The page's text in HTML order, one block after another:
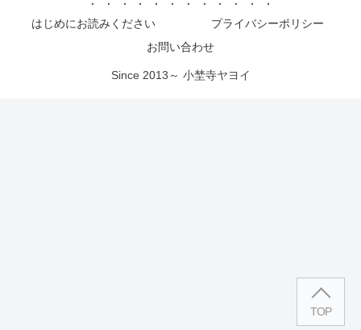
はじめにお読みください
プライバシーポリシー
お問い合わせ
Since 2013～ 小埜寺ヤヨイ
TOP